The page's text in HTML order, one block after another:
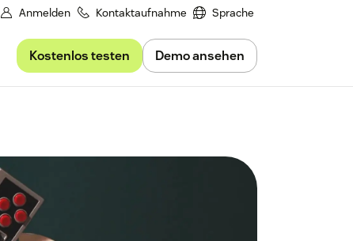
Anmelden Kontaktaufnahme Sprache
Kostenlos testen Demo ansehen